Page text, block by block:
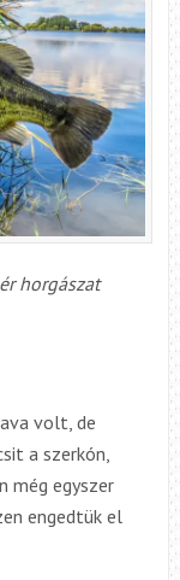
horgászat
volt, de
a szerkón,
még egyszer
engedtük el